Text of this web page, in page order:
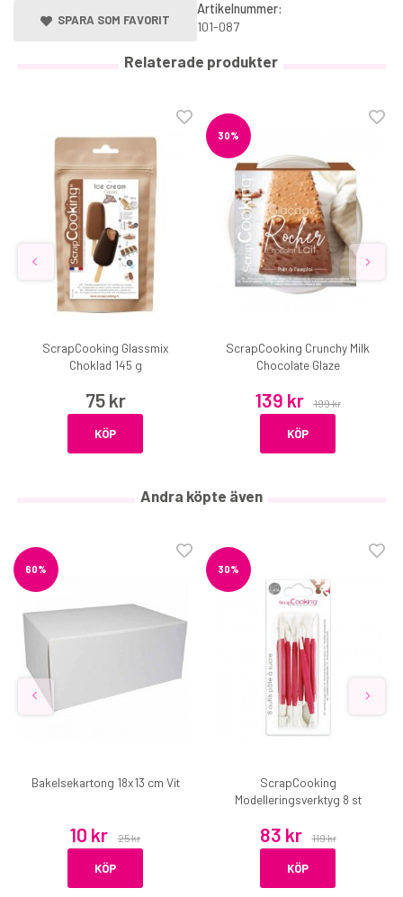
SPARA SOM FAVORIT
Artikelnummer:
101-087
Relaterade produkter
ScrapCooking Glassmix
Choklad 145 g
75 kr
KÖP
30%
ScrapCooking Crunchy Milk
Chocolate Glaze
139 kr 199 kr
KÖP
Andra köpte även
60%
Bakelsekartong 18x13 cm Vit
10 kr 25 kr
KÖP
30%
ScrapCooking
Modelleringsverktyg 8 st
83 kr 119 kr
KÖP